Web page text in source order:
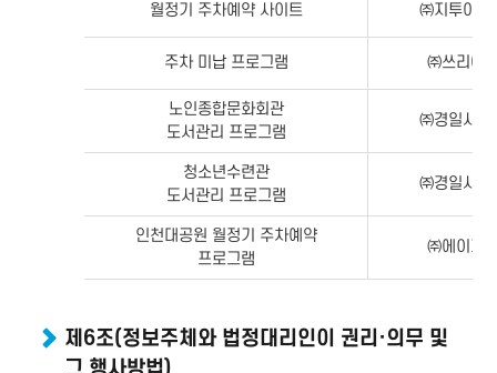
월정기 주차예약 사이트 ㈜지투아이
주차 미납 프로그램 ㈜쓰리에
노인종합문화회관
도서관리 프로그램
㈜경일시스
청소년수련관
도서관리 프로그램
㈜경일시스
인천대공원 월정기 주차예약
프로그램
㈜에이피
제6조(정보주체와 법정대리인이 권리·의무 및